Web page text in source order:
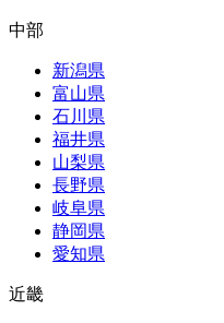
中部
新潟県
富山県
石川県
福井県
山梨県
長野県
岐阜県
静岡県
愛知県
近畿